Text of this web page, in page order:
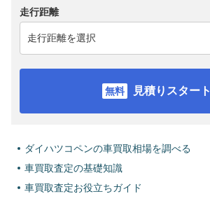
走行距離
見積りスタート
ダイハツコペンの車買取相場を調べる
車買取査定の基礎知識
車買取査定お役立ちガイド